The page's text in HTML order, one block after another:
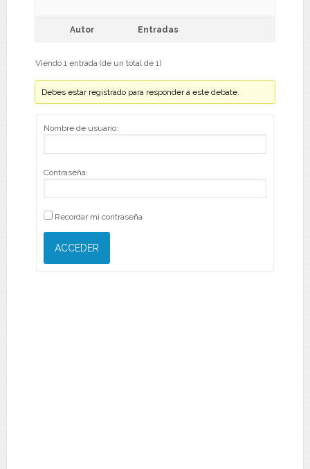
Autor Entradas
Viendo 1 entrada (de un total de 1)
Debes estar registrado para responder a este debate.
Nombre de usuario:
Contraseña:
Recordar mi contraseña
ACCEDER